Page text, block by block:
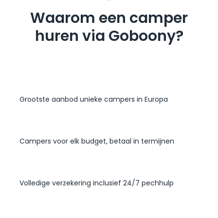
Waarom een camper
huren via Goboony?
Grootste aanbod unieke campers in Europa
Campers voor elk budget, betaal in termijnen
Volledige verzekering inclusief 24/7 pechhulp